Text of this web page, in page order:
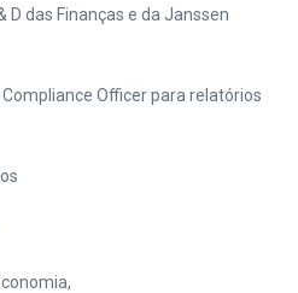
D das Finanças e da Janssen
Officer para relatórios